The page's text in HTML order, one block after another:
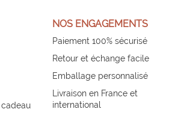
NOS ENGAGEMENTS
Paiement 100% sécurisé
Retour et échange facile
Emballage personnalisé
Livraison en France et
international